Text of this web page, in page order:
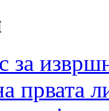
за
првата